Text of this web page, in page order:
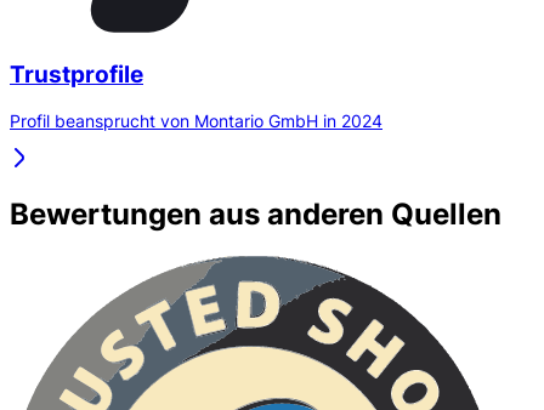
Trustprofile
Profil beansprucht von Montario GmbH in 2024
Bewertungen aus anderen Quellen